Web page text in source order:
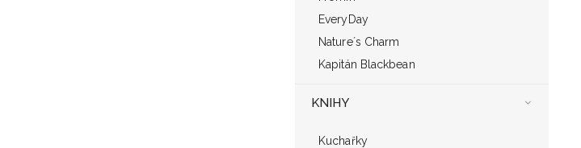
EveryDay
Nature´s Charm
Kapitán Blackbean
KNIHY
Kuchařky